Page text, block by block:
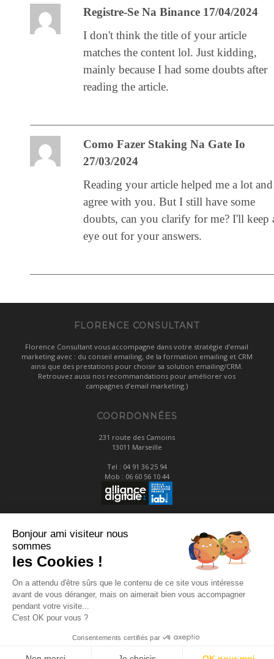
Registre-Se Na Binance 17/04/2024
I don't think the title of your article
matches the content lol. Just kidding,
mainly because I had some doubts after
reading the article.
Como Fazer Staking Na Gate Io
27/03/2024
Reading your article helped me a lot
agree with you. But I still have some
doubts, can you clarify for me? I'll keep
eye out for your answers.
FLORENCE CONSULTANT
Florence Consultant vous accompagne dans votre stratégie d’email
marketing avec : du conseil emailing, de la formation emailing et CRM
ainsi que des prestations pour choisir sa solution emailing/CRM.
Retrouvez aussi nos recommandations pour améliorer vos
campagnes d’email marketing.)
COORDONNÉES
231 route des Camoins
13011 Marseille
Tel : 04 91 36 25 94
Mob : 06 60 56 10 44
LIENS
NOUS SUIVRE
Bonjour ami visiteur nous
sommes
les Cookies !
On a attendu d'être sûrs que le contenu de ce site vous intéresse
avant de vous déranger, mais on aimerait bien vous accompagner
pendant votre visite...
C'est OK pour vous ?
Consentements certifiés par